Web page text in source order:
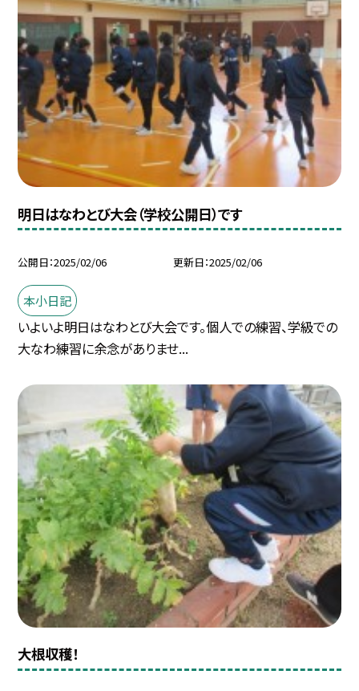
明日はなわとび大会（学校公開日）です
公開日 2025/02/06 更新日 2025/02/06
本小日記
いよいよ明日はなわとび大会です。個人での練習、学級での
大なわ練習に余念がありませ...
大根収穫！